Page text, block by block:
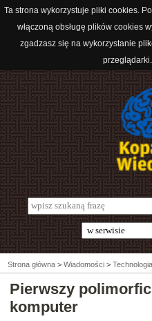
Ta strona wykorzystuje pliki cookies.
włączoną obsługę plików cookies
zgadzasz się na wykorzystanie
przeglądarki.
Strona główna > Wiadomości > Technologia
Pierwszy
komputer